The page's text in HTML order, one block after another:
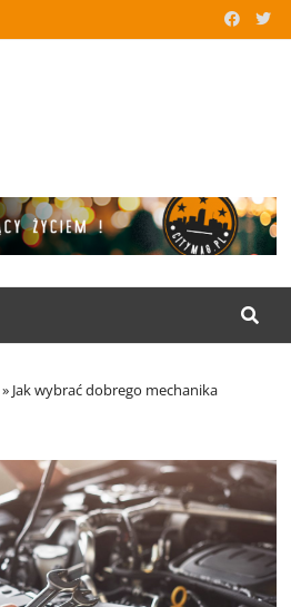
» Jak wybrać dobrego mechanika